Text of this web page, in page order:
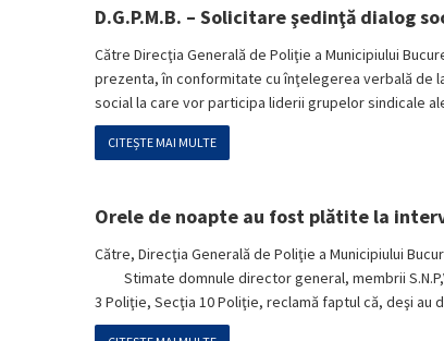
D.G.P.M.B. – Solicitare şedinţă dialog
Către Direcţia Generală de Poliţie a Municipiului
prezenta, în conformitate cu înţelegerea verbală de
social la care vor participa liderii grupelor sindicale
CITEȘTE MAI MULTE
Orele de noapte au fost plătite la
Către, Direcţia Generală de Poliţie a Municipiului
Stimate domnule director general, membrii
3 Poliţie, Secţia 10 Poliţie, reclamă faptul că, deşi